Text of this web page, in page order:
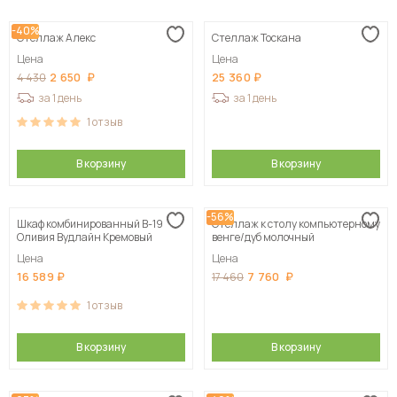
-40%
Стеллаж Алекс
Цена
4 430 2 650
за 1 день
1отзыв
В корзину
Стеллаж Тоскана
Цена
25 360
за 1 день
В корзину
Шкаф комбинированный В-19
Оливия Вудлайн Кремовый
Цена
16 589
1отзыв
В корзину
-56%
Стеллаж к столу компьютерному
венге/дуб молочный
Цена
17 460 7 760
В корзину